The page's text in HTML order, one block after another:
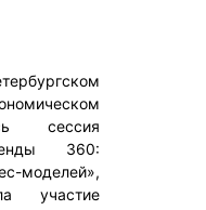
сессия
360:
моделей»,
участие